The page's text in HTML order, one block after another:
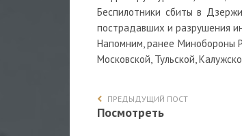
Беспилотники сбиты в
пострадавших и разрушения
Напомним, ранее Минобороны
Московской, Тульской,
ПРЕДЫДУЩИЙ ПОСТ
Посмотреть